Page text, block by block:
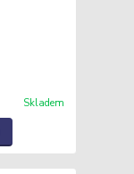
Skladem